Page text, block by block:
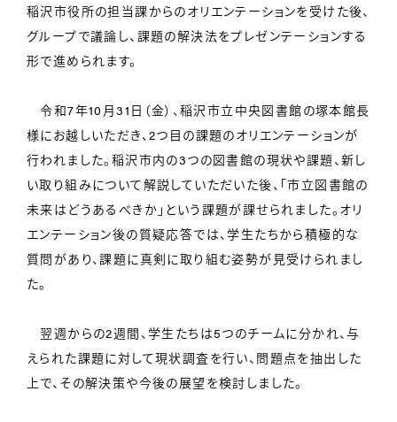
稲沢市役所の担当課からのオリエンテーションを受けた後、
グループで議論し、課題の解決法をプレゼンテーションする
形で進められます。
令和7年10月31日（金）、稲沢市立中央図書館の塚本館長
様にお越しいただき、2つ目の課題のオリエンテーションが
行われました。稲沢市内の3つの図書館の現状や課題、新し
い取り組みについて解説していただいた後、「市立図書館の
未来はどうあるべきか」という課題が課せられました。オリ
エンテーション後の質疑応答では、学生たちから積極的な
質問があり、課題に真剣に取り組む姿勢が見受けられまし
た。
翌週からの2週間、学生たちは5つのチームに分かれ、与
えられた課題に対して現状調査を行い、問題点を抽出した
上で、その解決策や今後の展望を検討しました。